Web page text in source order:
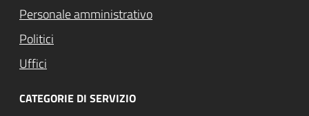
Personale amministrativo
Politici
Uffici
CATEGORIE DI SERVIZIO